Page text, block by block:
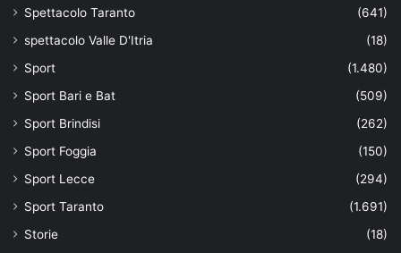
Spettacolo Taranto
(641)
spettacolo Valle D'Itria
(18)
Sport
(1.480)
Sport Bari e Bat
(509)
Sport Brindisi
(262)
Sport Foggia
(150)
Sport Lecce
(294)
Sport Taranto
(1.691)
Storie
(18)